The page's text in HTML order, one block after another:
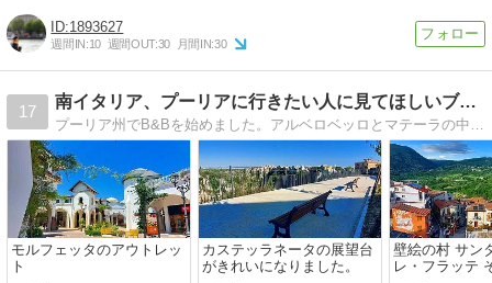
1893627
週間IN:10 週間OUT:30 月間IN:30
17
南イタリア、プーリアに行きたい人に見てほしいブログ
プーリア州でB&Bを始めました。アルベロベッロとマテーラの中間です。観光情報を書いていきます。
モルフェッタのアウトレッ
ト
カステッラネータの展望台
がきれいになりました。
壁絵の村 サン
レ・フラッテ